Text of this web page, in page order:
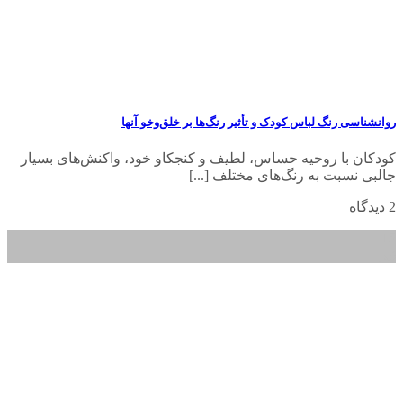
روانشناسی رنگ لباس کودک و تأثیر رنگ‌ها بر خلق‌وخو آنها
کودکان با روحیه حساس، لطیف و کنجکاو خود، واکنش‌های بسیار
جالبی نسبت به رنگ‌های مختلف [...]
2 دیدگاه